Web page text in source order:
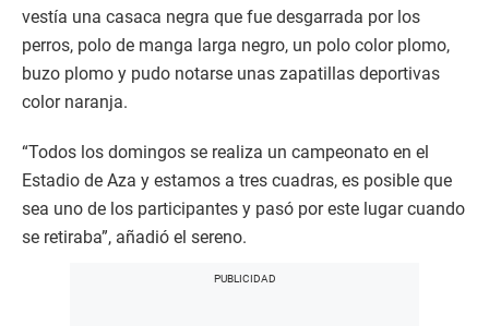
vestía una casaca negra que fue desgarrada por los
perros, polo de manga larga negro, un polo color plomo,
buzo plomo y pudo notarse unas zapatillas deportivas
color naranja.
“Todos los domingos se realiza un campeonato en el
Estadio de Aza y estamos a tres cuadras, es posible que
sea uno de los participantes y pasó por este lugar cuando
se retiraba”, añadió el sereno.